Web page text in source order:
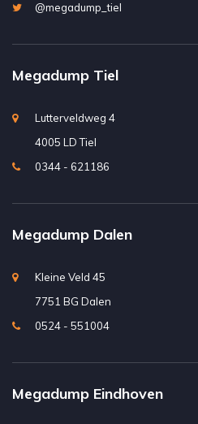
@megadump_tiel
Megadump Tiel
Lutterveldweg 4
4005 LD Tiel
0344 - 621186
Megadump Dalen
Kleine Veld 45
7751 BG Dalen
0524 - 551004
Megadump Eindhoven